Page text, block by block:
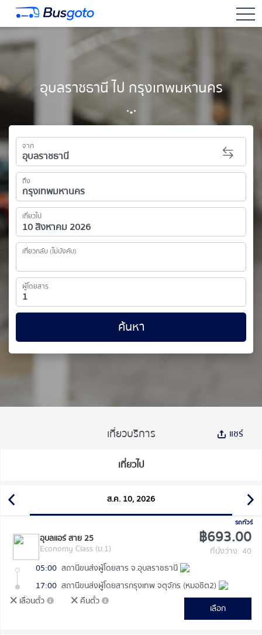
อุบลราชธานี ไป กรุงเทพมหานคร
จาก
ถึง
เที่ยวไป
เที่ยวกลับ (ไม่บังคับ)
ผู้โดยสาร
ค้นหา
เที่ยวบริการ แชร์
เที่ยวไป
ส.ค. 10, 2026
รถทัวร์
อุบลเเอร์ สาย 25
Economy Class (ม.1)
฿693.00
ที่นั่งว่าง: 40
05:00 สถานีขนส่งผู้โดยสาร จ.อุบลราชธานี
17:00 สถานีขนส่งผู้โดยสารกรุงเทพ จตุจักร (หมอชิต2)
เลื่อนตั๋ว
คืนตั๋ว
เลือก